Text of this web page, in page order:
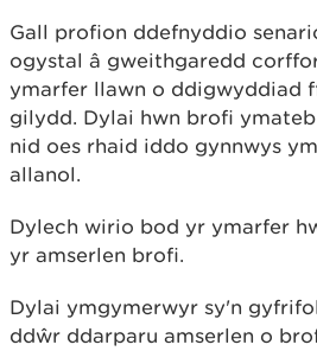
Gall profion ddefnyddio
ogystal â gweithgaredd
ymarfer llawn o ddigwyddiad
gilydd. Dylai hwn brofi
nid oes rhaid iddo gynnwys
allanol.
Dylech wirio bod yr ymarfer
yr amserlen brofi.
Dylai ymgymerwyr sy'n
ddŵr ddarparu amserlen o